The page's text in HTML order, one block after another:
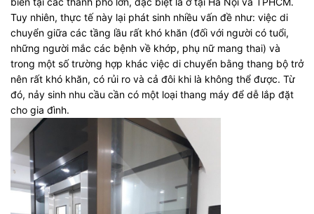
Tuy nhiên, thực tế này lại phát sinh nhiều vấn đề như: việc di
chuyển giữa các tầng lầu rất khó khăn (đối với người có tuổi,
những người mắc các bệnh về khớp, phụ nữ mang thai) và
trong một số trường hợp khác việc di chuyển bằng thang bộ trở
nên rất khó khăn, có rủi ro và cả đôi khi là không thể được. Từ
đó, nảy sinh nhu cầu cần có một loại thang máy để dễ lắp đặt
cho gia đình.